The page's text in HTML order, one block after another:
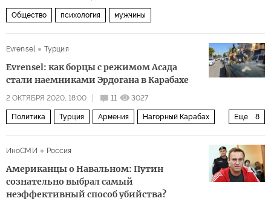
Общество психология мужчины
Evrensel Турция
Evrensel: как борцы с режимом Асада
стали наемниками Эрдогана в Карабахе
2 ОКТЯБРЯ 2020, 18:00 11 3027
Еще 8
Политика Турция Армения Нагорный Карабах
Сирийская сеть по правам человека
террористы-джихадисты наемники
ИноСМИ Россия
Американцы о Навальном: Путин
сознательно выбрал самый
неэффективный способ убийства?